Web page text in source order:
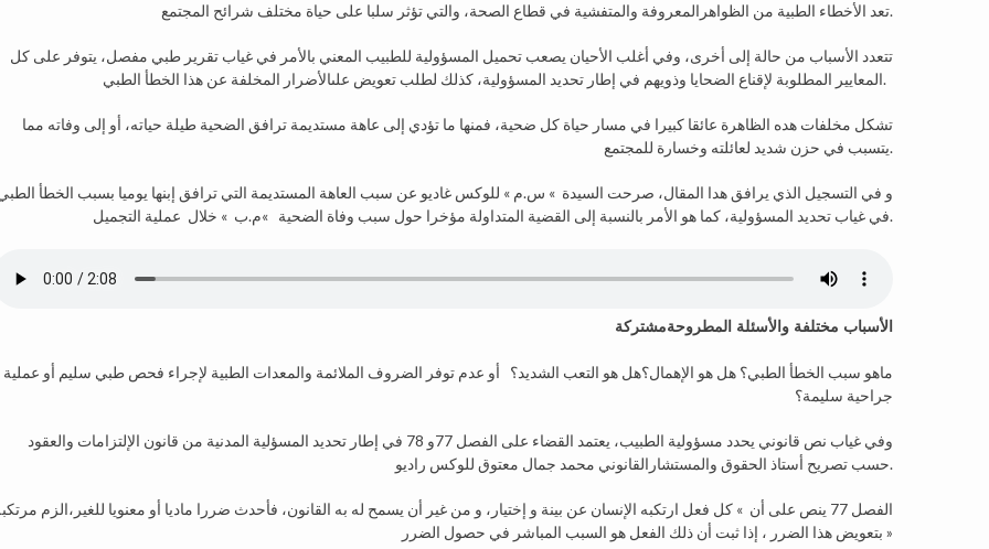
تعد الأخطاء الطبية من الظواهرالمعروفة والمتفشية في قطاع الصحة، والتي تؤثر سلبا على حياة مختلف شرائح المجتمع.
تتعدد الأسباب من حالة إلى أخرى، وفي أغلب الأحيان يصعب تحميل المسؤولية للطبيب المعني بالأمر في غياب تقرير طبي مفصل، يتوفر على كل
المعايير المطلوبة لإقناع الضحايا وذويهم في إطار تحديد المسؤولية، كذلك لطلب تعويض علىالأضرار المخلفة عن هذا الخطأ الطبي.
تشكل مخلفات هده الظاهرة عائقا كبيرا في مسار حياة كل ضحية، فمنها ما تؤدي إلى عاهة مستديمة ترافق الضحية طيلة حياته، أو إلى وفاته مما
يتسبب في حزن شديد لعائلته وخسارة للمجتمع.
و في التسجيل الذي يرافق هدا المقال، صرحت السيدة » س.م » للوكس غاديو عن سبب العاهة المستديمة التي ترافق إبنها يوميا بسبب الخطأ
في غياب تحديد المسؤولية، كما هو الأمر بالنسبة إلى القضية المتداولة مؤخرا حول سبب وفاة الضحية »م.ب » خلال عملية التجميل.
الأسباب مختلفة والأسئلة المطروحةمشتركة
جراحية سليمة؟
وفي غياب نص قانوني يحدد مسؤولية الطبيب، يعتمد القضاء على الفصل 77و 78 في إطار تحديد المسؤلية المدنية من قانون الإلتزامات والعقود
حسب تصريح أستاذ الحقوق والمستشارالقانوني محمد جمال معتوق للوكس راديو.
الفصل 77 ينص على أن » كل فعل ارتكبه الإنسان عن بينة و إختيار، و من غير أن يسمح له به القانون، فأحدث ضررا ماديا أو معنويا للغير،الزم
بتعويض هذا الضرر ، إذا ثبت أن ذلك الفعل هو السبب المباشر في حصول الضرر »